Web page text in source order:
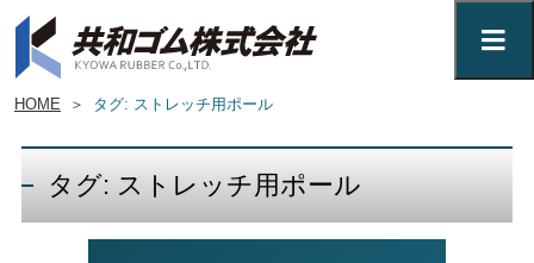
HOME ＞ タグ: ストレッチ用ポール
タグ: ストレッチ用ポール